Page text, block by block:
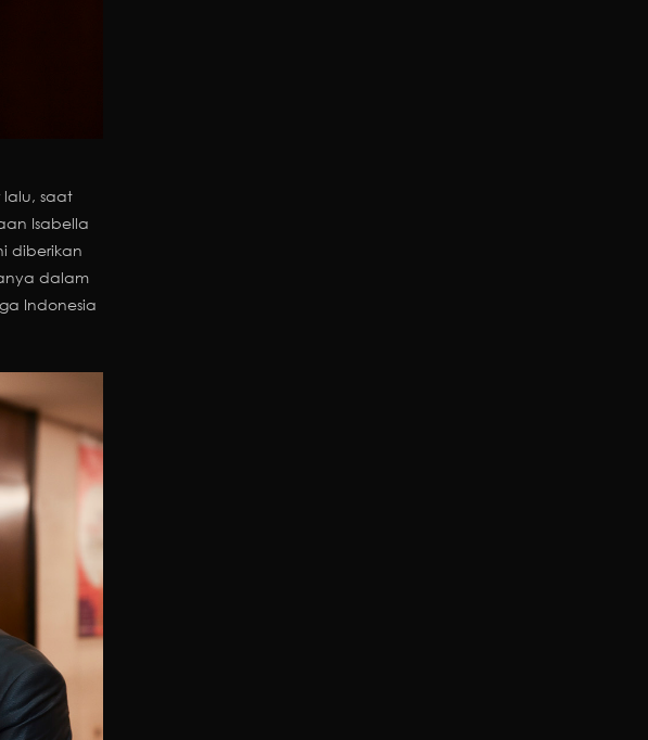
saat
Isabella
diberikan
dalam
Indonesia